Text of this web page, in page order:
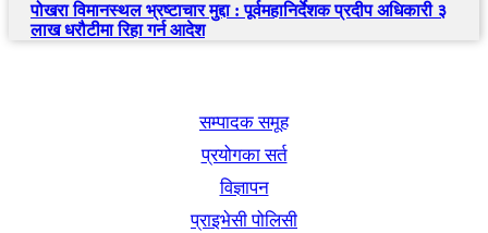
पोखरा विमानस्थल भ्रष्टाचार मुद्दा : पूर्वमहानिर्देशक प्रदीप अधिकारी ३
लाख धरौटीमा रिहा गर्न आदेश
सम्पादक समूह
प्रयोगका सर्त
विज्ञापन
प्राइभेसी पोलिसी